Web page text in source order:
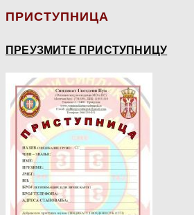
ПРИСТУПНИЦА
ПРЕУЗМИТЕ ПРИСТУПНИЦУ